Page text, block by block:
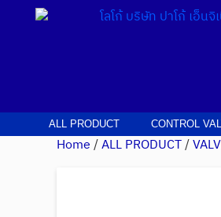
ALL PRODUCT CONTROL
Home/ALL PRODUCT/